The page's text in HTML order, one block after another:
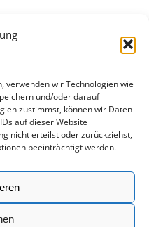
verwenden wir Technologien wie
und/oder darauf
zustimmst, können wir Daten
auf dieser Website
nicht erteilst oder zurückziehst,
beeinträchtigt werden.